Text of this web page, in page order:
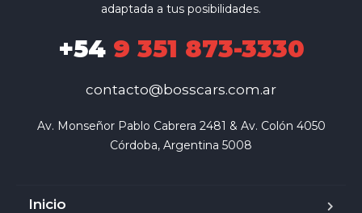
adaptada a tus posibilidades.
+549 351 873-3330
contacto@bosscars.com.ar
Av. Monseñor Pablo Cabrera 2481 & Av. Colón 4050
Córdoba, Argentina 5008
Inicio